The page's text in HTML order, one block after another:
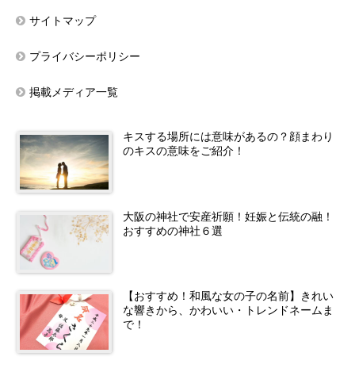
サイトマップ
プライバシーポリシー
掲載メディア一覧
キスする場所には意味があるの？顔まわり
のキスの意味をご紹介！
大阪の神社で安産祈願！妊娠と伝統の融！
おすすめの神社６選
【おすすめ！和風な女の子の名前】きれい
な響きから、かわいい・トレンドネームま
で！